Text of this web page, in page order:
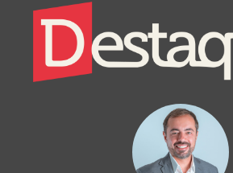
Colunistas
Destaque+
Online